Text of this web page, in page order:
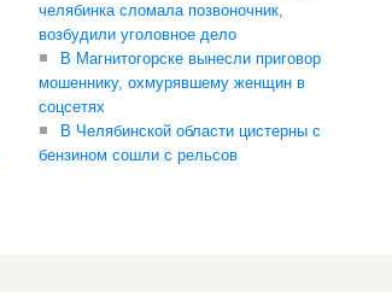
челябинка сломала позвоночник,
возбудили уголовное дело
В Магнитогорске вынесли приговор
мошеннику, охмурявшему женщин в
соцсетях
В Челябинской области цистерны с
бензином сошли с рельсов